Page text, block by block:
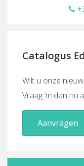
Catalogus
Wilt u onze
Vraag ‘m dan nu
Aanvragen